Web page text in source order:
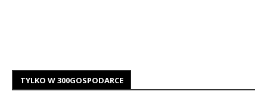
TYLKO W 300GOSPODARCE